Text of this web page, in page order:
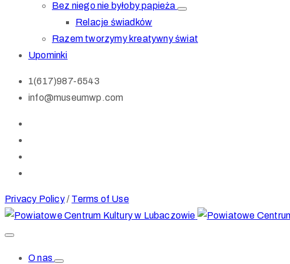
Bez niego nie byłoby papieża
Relacje świadków
Razem tworzymy kreatywny świat
Upominki
1(617)987-6543
info@museumwp.com
Privacy Policy/ Terms of Use
O nas